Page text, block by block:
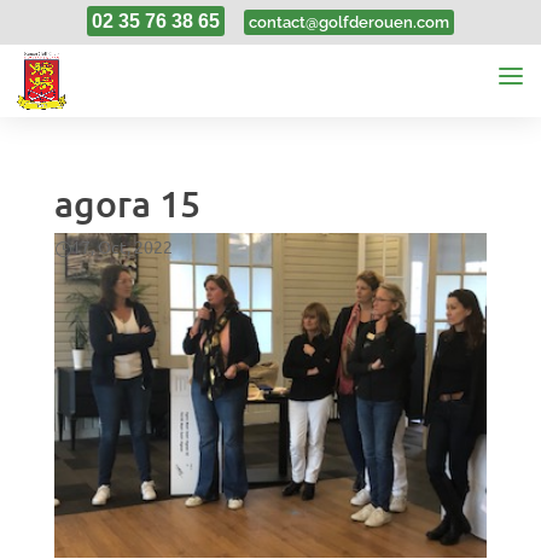
02 35 76 38 65 contact@golfderouen.com
agora 15
17, Oct, 2022